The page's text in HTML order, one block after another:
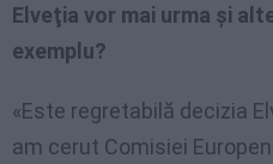
Elveţia vor mai urma şi
exemplu?
«Este regretabilă decizia
am cerut Comisiei